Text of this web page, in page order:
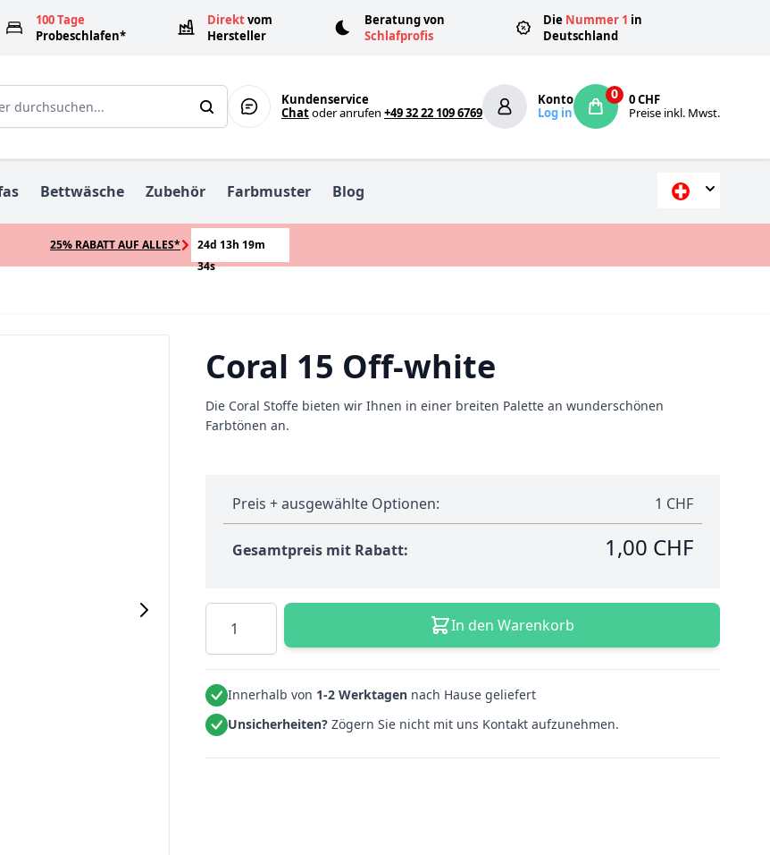
100 Tage
Probeschlafen*
Direktvom
Hersteller
Beratung von
Schlafprofis
Die Nummer 1 in
Deutschland
Search
Kundenservice
Chatoder anrufen +49 32 22 109 6769
Konto
Log in
0
0 CHF
Preise inkl. Mwst.
Bettwäsche Zubehör Farbmuster Blog
25% RABATT AUF ALLES*
24d 13h 19m
33s
Coral 15 Off-white
Die Coral Stoffe bieten wir Ihnen in einer breiten Palette an wunderschönen
Farbtönen an.
Preis + ausgewählte Optionen: 1 CHF
Gesamtpreis mit Rabatt: 1,00 CHF
Menge
In den Warenkorb
Innerhalb von 1-2 Werktagen nach Hause geliefert
Unsicherheiten? Zögern Sie nicht mit uns Kontakt aufzunehmen.